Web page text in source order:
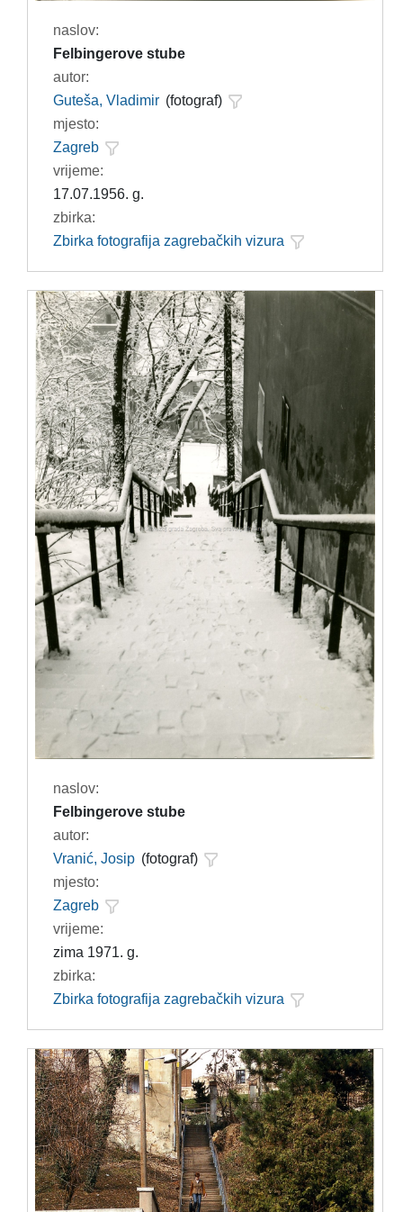
naslov:
Felbingerove stube
autor:
Guteša, Vladimir (fotograf)
mjesto:
Zagreb
vrijeme:
17.07.1956. g.
zbirka:
Zbirka fotografija zagrebačkih vizura
naslov:
Felbingerove stube
autor:
Vranić, Josip (fotograf)
mjesto:
Zagreb
vrijeme:
zima 1971. g.
zbirka:
Zbirka fotografija zagrebačkih vizura